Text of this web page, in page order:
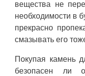
вещества не
необходимости в
прекрасно
смазывать его
Покупая камень
безопасен ли